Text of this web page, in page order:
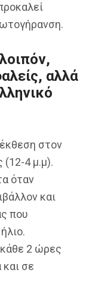
αλλά
στον
(12-4 μ.μ).
όταν
και
που
2 ώρες
σε